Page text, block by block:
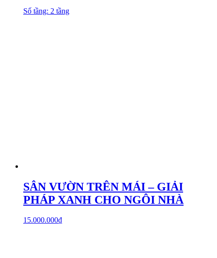
Số tầng: 2 tầng
SÂN VƯỜN TRÊN MÁI – GIẢI
PHÁP XANH CHO NGÔI NHÀ
15.000.000₫